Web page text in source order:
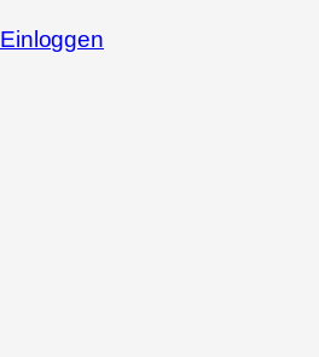
Einloggen